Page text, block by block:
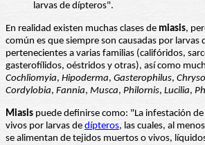
larvas de dípteros".
En realidad existen muchas clases de miasis,
común es que siempre son causadas por larvas
pertenecientes a varias familias (califóridos,
gasterofílidos, oéstridos y otras), así como
Cochliomyia, Hipoderma, Gasterophilus,
Cordylobia, Fannia, Musca, Philornis, Lucilia,
Miasis puede definirse como: "La infestación
vivos por larvas de dípteros, las cuales, al
se alimentan de tejidos muertos o vivos,